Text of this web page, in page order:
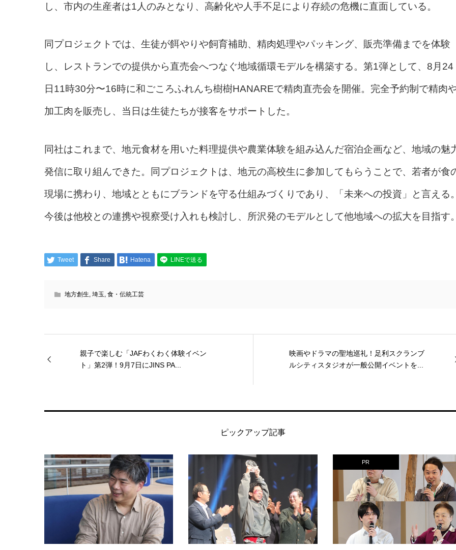
し、市内の生産者は1人のみとなり、高齢化や人手不足により存続の危機に直面している。
同プロジェクトでは、生徒が餌やりや飼育補助、精肉処理やパッキング、販売準備までを体験
し、レストランでの提供から直売会へつなぐ地域循環モデルを構築する。第1弾として、8月24
日11時30分〜16時に和ごころふれんち樹樹HANAREで精肉直売会を開催。完全予約制で精肉
加工肉を販売し、当日は生徒たちが接客をサポートした。
同社はこれまで、地元食材を用いた料理提供や農業体験を組み込んだ宿泊企画など、地域の魅
発信に取り組んできた。同プロジェクトは、地元の高校生に参加してもらうことで、若者が食
現場に携わり、地域とともにブランドを守る仕組みづくりであり、「未来への投資」と言える。
今後は他校との連携や視察受け入れも検討し、所沢発のモデルとして他地域への拡大を目指す。
Tweet Share Hatena LINEで送る
地方創生 埼玉 食・伝統工芸
親子で楽しむ「JAFわくわく体験イベン
ト」第2弾！9月7日にJINS PA...
映画やドラマの聖地巡礼！足利スクランブ
ルシティスタジオが一般公開イベントを...
ピックアップ記事
PR